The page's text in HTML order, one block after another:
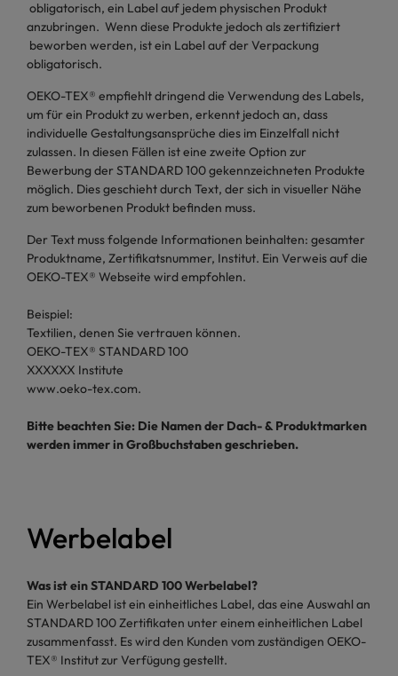
obligatorisch, ein Label auf jedem physischen Produkt
anzubringen. Wenn diese Produkte jedoch als zertifiziert
beworben werden, ist ein Label auf der Verpackung
obligatorisch.
OEKO-TEX® empfiehlt dringend die Verwendung des Labels,
um für ein Produkt zu werben, erkennt jedoch an, dass
individuelle Gestaltungsansprüche dies im Einzelfall nicht
zulassen. In diesen Fällen ist eine zweite Option zur
Bewerbung der STANDARD 100 gekennzeichneten Produkte
möglich. Dies geschieht durch Text, der sich in visueller Nähe
zum beworbenen Produkt befinden muss.
Der Text muss folgende Informationen beinhalten: gesamter
Produktname, Zertifikatsnummer, Institut. Ein Verweis auf die
OEKO-TEX® Webseite wird empfohlen.
Beispiel:
Textilien, denen Sie vertrauen können.
OEKO-TEX® STANDARD 100
XXXXXX Institute
www.oeko-tex.com.
Bitte beachten Sie: Die Namen der Dach- & Produktmarken
werden immer in Großbuchstaben geschrieben.
Werbelabel
Was ist ein STANDARD 100 Werbelabel?
Ein Werbelabel ist ein einheitliches Label, das eine Auswahl an
STANDARD 100 Zertifikaten unter einem einheitlichen Label
zusammenfasst. Es wird den Kunden vom zuständigen OEKO-
TEX® Institut zur Verfügung gestellt.